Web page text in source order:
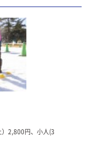
）2,800円、小人(3